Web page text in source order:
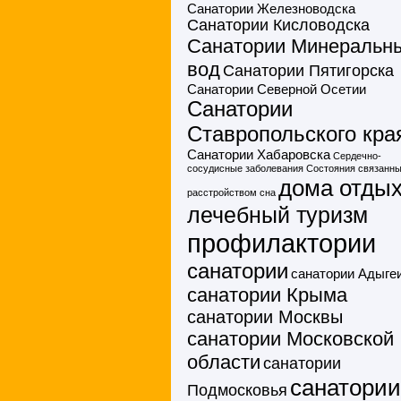
Санатории Железноводска
Санатории Кисловодска
Санатории
вод Санатории Пятигорска
Санатории Северной Осетии
Санатории
Ставропольского
Санатории Хабаровска Сердечно-
сосудисные заболевания Состояния
расстройством сна дома
лечебный туризм
профилактории
санатории санатории
санатории Крыма
санатории Москвы
санатории Московской
области санатории
Подмосковья санатории